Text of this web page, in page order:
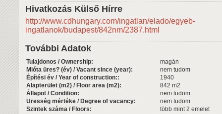
Hivatkozás Külső Hírre
http://www.cdhungary.com/ingatlan/elado/egyeb-
ingatlanok/budapest/842nm/2387.html
További Adatok
Tulajdonos / Ownership:
magán
Mióta üres? (év) / Vacant since (year):
nem tudom
Építési év / Year of construction::
1940
Alapterület (m2) / Floor area (m2):
842 m2
Állapot / Condition:
nem tudom
Üresség mértéke / Degree of vacancy:
nem tudom
Szintek száma / Floors:
több mint 2 emelet